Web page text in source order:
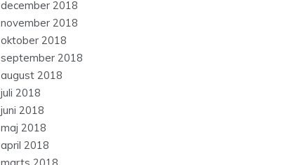
december 2018
november 2018
oktober 2018
september 2018
august 2018
juli 2018
juni 2018
maj 2018
april 2018